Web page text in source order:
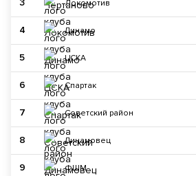
3 Локомотив
4 Динамо
5 ЦСКА
6 Спартак
7 Советский район
8 Динамовец
9 ФШМ